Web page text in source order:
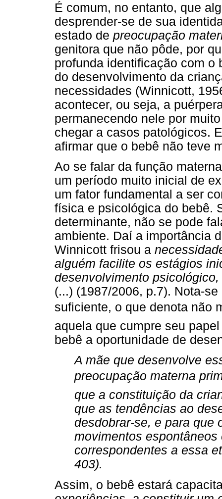
É comum, no entanto, que
desprender-se de sua
estado de preocupação
genitora que não pôde, por
profunda identificação com o
do desenvolvimento da
necessidades (Winnicott,
acontecer, ou seja, a
permanecendo nele por
chegar a casos patológicos.
afirmar que o bebê não teve
Ao se falar da função
um período muito inicial de
um fator fundamental a ser
física e psicológica do bebê.
determinante, não se pode
ambiente. Daí a importância
Winnicott frisou a
alguém facilite os estágios
desenvolvimento
(...) (1987/2006, p.7). Nota-
suficiente, o que denota
aquela que cumpre seu
bebê a oportunidade de
A mãe que desenvolve
preocupação materna
que a constituição da
que as tendências ao
desdobrar-se, e para que
movimentos
correspondentes a essa
403).
Assim, o bebê estará